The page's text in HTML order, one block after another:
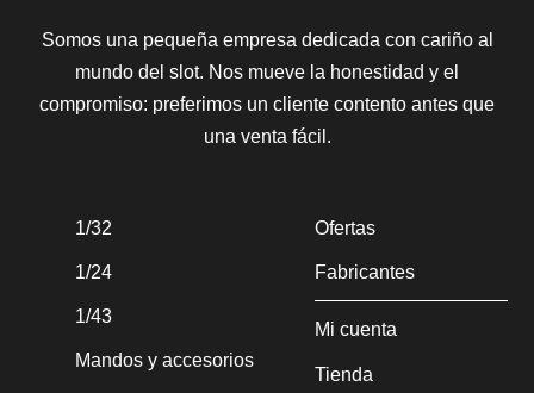
Somos una pequeña empresa dedicada con cariño al
mundo del slot. Nos mueve la honestidad y el
compromiso: preferimos un cliente contento antes que
una venta fácil.
1/32
1/24
1/43
Mandos y accesorios
Ofertas
Fabricantes
Mi cuenta
Tienda